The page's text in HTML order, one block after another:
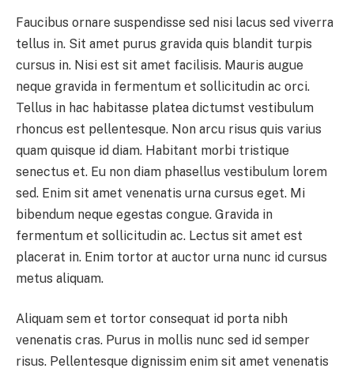
Faucibus ornare suspendisse sed nisi lacus sed viverra
tellus in. Sit amet purus gravida quis blandit turpis
cursus in. Nisi est sit amet facilisis. Mauris augue
neque gravida in fermentum et sollicitudin ac orci.
Tellus in hac habitasse platea dictumst vestibulum
rhoncus est pellentesque. Non arcu risus quis varius
quam quisque id diam. Habitant morbi tristique
senectus et. Eu non diam phasellus vestibulum lorem
sed. Enim sit amet venenatis urna cursus eget. Mi
bibendum neque egestas congue. Gravida in
fermentum et sollicitudin ac. Lectus sit amet est
placerat in. Enim tortor at auctor urna nunc id cursus
metus aliquam.
Aliquam sem et tortor consequat id porta nibh
venenatis cras. Purus in mollis nunc sed id semper
risus. Pellentesque dignissim enim sit amet venenatis